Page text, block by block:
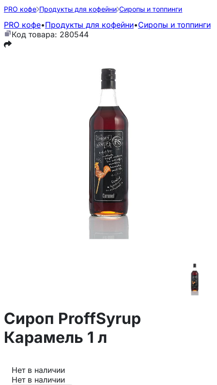
PRO кофе Продукты для кофейни Сиропы и топпинги
PRO кофе•Продукты для кофейни•Сиропы и топпинги
Код товара: 280544
Сироп ProffSyrup
Карамель 1 л
Нет в наличии
Нет в наличии